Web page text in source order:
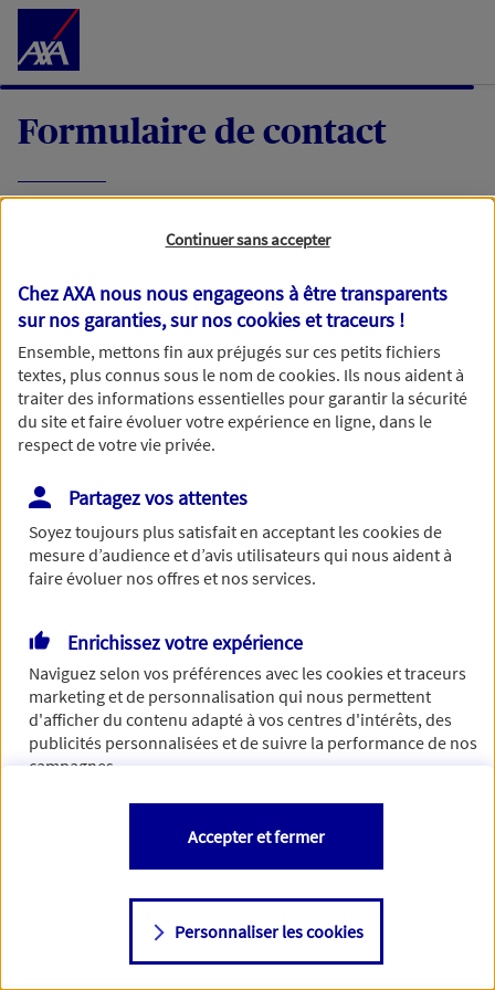
Accéder au Contenu
Formulaire de contact
demande, nous vous répondrons dans les
meilleurs délais par mail ou par téléphone.
Votre message :
Vous disposez de droits sur les informations vous concernant. Pour
plus d’informations,cliquez ici.
Continuer sans accepter
Chez AXA nous nous engageons à être transparents
sur nos garanties, sur noscookies et traceurs !
Ensemble, mettons fin aux préjugés sur ces petits fichiers
textes, plus connus sous le nom decookies. Ils nous aident à
traiter des informations essentielles pour garantir la sécurité
du site et faire évoluer votre expérience en ligne, dans le
respect de votre vie privée.
Partagez vos attentes
Soyez toujours plus satisfait en acceptant lescookiesde
mesure d’audience et d’avis utilisateurs qui nous aident à
faire évoluer nos offres et nos services.
Enrichissez votre expérience
Naviguez selon vos préférences avec lescookies et traceurs
marketing et de personnalisation qui nous permettent
d'afficher du contenu adapté à vos centres d'intérêts, des
publicités personnalisées et de suivre la performance de nos
campagnes.
Vous êtes libre de les accepter, de les refuser comme de
changer d'avis à tout moment en allant sur
Consulter notre politique decookies
Personnaliser les cookies
Accepter et fermer